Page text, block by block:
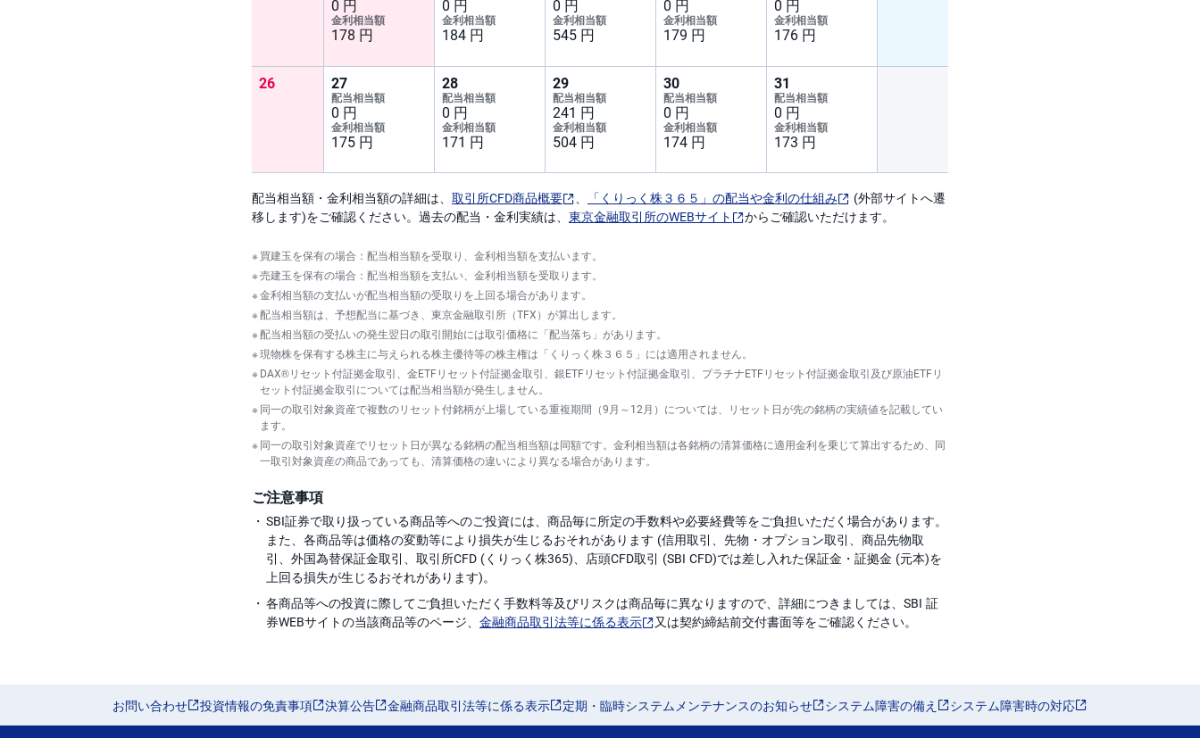
配当相当額・金利相当額の詳細は、 取引所CFD商品概要 、 「くりっく株３６５」の配当や金利の仕組み
(外部サイトへ遷
移します)をご確認ください。過去の配当・金利実績は、 東京金融取引所のWEBサイト からご確認いただけます。
買建玉を保有の場合：配当相当額を受取り、金利相当額を支払います。
売建玉を保有の場合：配当相当額を支払い、金利相当額を受取ります。
金利相当額の支払いが配当相当額の受取りを上回る場合があります。
配当相当額は、予想配当に基づき、東京金融取引所（TFX）が算出します。
配当相当額の受払いの発生翌日の取引開始には取引価格に「配当落ち」があります。
現物株を保有する株主に与えられる株主優待等の株主権は「くりっく株３６５」には適用されません。
DAX®リセット付証拠金取引、金ETFリセット付証拠金取引、銀ETFリセット付証拠金取引、プラチナETFリセット付証拠金取引及び原油ETFリ
セット付証拠金取引については配当相当額が発生しません。
同一の取引対象資産で複数のリセット付銘柄が上場している重複期間（9月～12月）については、リセット日が先の銘柄の実績値を記載してい
ます。
同一の取引対象資産でリセット日が異なる銘柄の配当相当額は同額です。金利相当額は各銘柄の清算価格に適用金利を乗じて算出するため、同
一取引対象資産の商品であっても、清算価格の違いにより異なる場合があります。
ご注意事項
SBI証券で取り扱っている商品等へのご投資には、商品毎に所定の手数料や必要経費等をご負担いただく場合があります。
また、各商品等は価格の変動等により損失が生じるおそれがあります (信用取引、先物・オプション取引、商品先物取
引、外国為替保証金取引、取引所CFD (くりっく株365)、店頭CFD取引 (SBI CFD)では差し入れた保証金・証拠金 (元本)を
上回る損失が生じるおそれがあります)。
各商品等への投資に際してご負担いただく手数料等及びリスクは商品毎に異なりますので、詳細につきましては、SBI 証
券WEBサイトの当該商品等のページ、 金融商品取引法等に係る表示 又は契約締結前交付書面等をご確認ください。
お問い合わせ 投資情報の免責事項 決算公告 金融商品取引法等に係る表示 定期・臨時システムメンテナンスのお知らせ システム障害の備え システム障害時の対応